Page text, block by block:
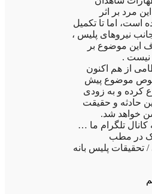
مرد بر اثر
است، اما تا تکمیل
نیروهای پلیس ،
این موضوع بر
.
از هم اکنون
موضوع پیش
کرده و به زودی
حادثه و حقیقت
خواهد شد.
کانال تلگرام ما …
در مطب
/ تحقیقات پلیس بانه